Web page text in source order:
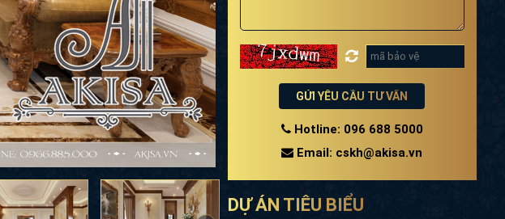
GỬI YÊU CẦU TƯ VẤN
Hotline: 096 688 5000
Email: cskh@akisa.vn
DỰ ÁN TIÊU BIỂU